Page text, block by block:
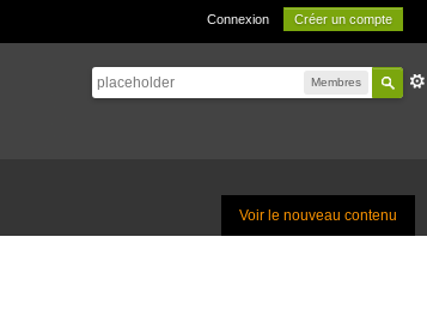
Connexion Créer un compte
Membres
Voir le nouveau contenu